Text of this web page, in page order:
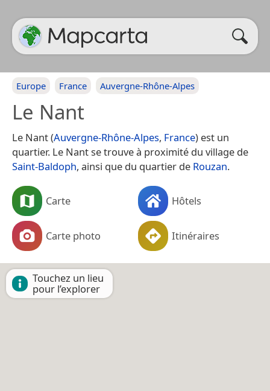
Europe France Auvergne-Rhône-Alpes
Le Nant
Le Nant (Auvergne-Rhône-Alpes, France) est un
quartier. Le Nant se trouve à proximité du village de
Saint-Baldoph, ainsi que du quartier de Rouzan.
Carte Hôtels
Carte photo Itinéraires
Touchez un lieu
pour l’explorer